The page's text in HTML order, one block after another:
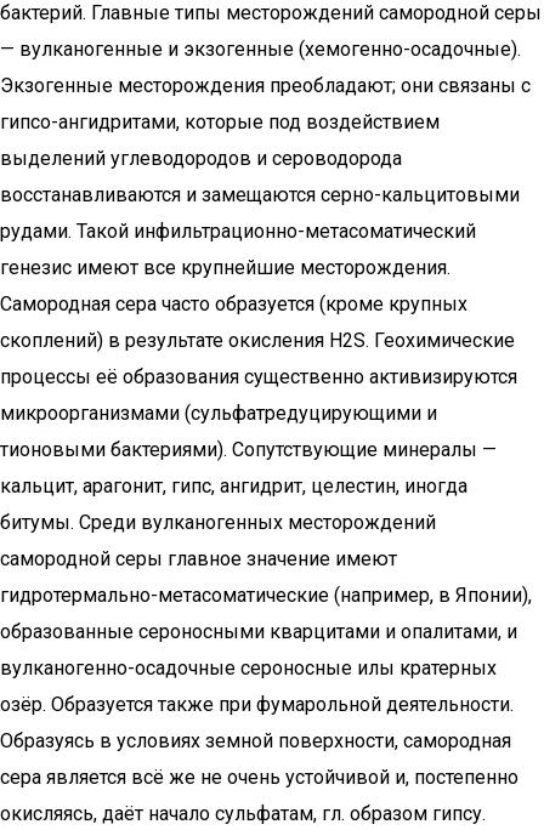
бактерий. Главные типы месторождений самородной серы
— вулканогенные и экзогенные (хемогенно-осадочные).
Экзогенные месторождения преобладают; они связаны с
гипсо-ангидритами, которые под воздействием
выделений углеводородов и сероводорода
восстанавливаются и замещаются серно-кальцитовыми
рудами. Такой инфильтрационно-метасоматический
генезис имеют все крупнейшие месторождения.
Самородная сера часто образуется (кроме крупных
cкоплений) в результате окисления H2S. Геохимические
процессы её образования существенно активизируются
микроорганизмами (сульфатредуцирующими и
тионовыми бактериями). Сопутствующие минералы —
кальцит, арагонит, гипс, ангидрит, целестин, иногда
битумы. Среди вулканогенных месторождений
самородной серы главное значение имеют
гидротермально-метасоматические (например, в Японии),
образованные сероносными кварцитами и опалитами, и
вулканогенно-осадочные сероносные илы кратерных
озёр. Образуется также при фумарольной деятельности.
Образуясь в условиях земной поверхности, самородная
сера является всё же не очень устойчивой и, постепенно
окисляясь, даёт начало сульфатам, гл. образом гипсу.